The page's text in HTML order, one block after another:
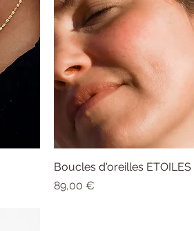
Aperçu rapide
Boucles d'oreilles ETOILES
Prix
89,00 €